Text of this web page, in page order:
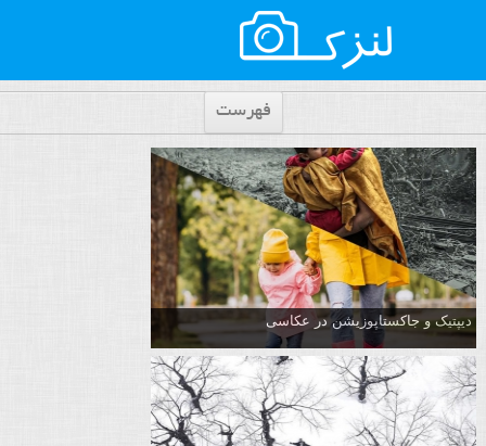
فهرست
دیپتیک و جاکستا‌پوزیشن در عکاسی